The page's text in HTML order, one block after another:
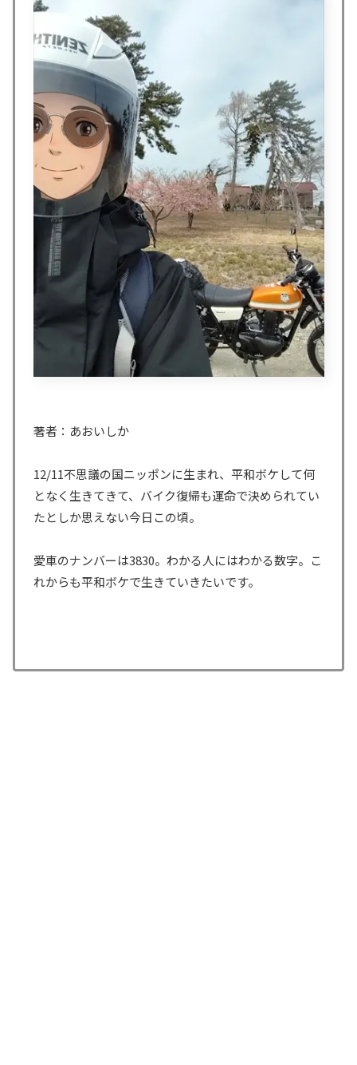
著者：あおいしか
12/11不思議の国ニッポンに生まれ、平和ボケして何
となく生きてきて、バイク復帰も運命で決められてい
たとしか思えない今日この頃。
愛車のナンバーは3830。わかる人にはわかる数字。こ
れからも平和ボケで生きていきたいです。